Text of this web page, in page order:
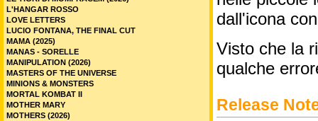
dall'icona
Visto che la
qualche
Release
L'HANGAR ROSSO
LOVE LETTERS
LUCIO FONTANA, THE FINAL CUT
MAMA (2025)
MANAS - SORELLE
MANIPULATION (2026)
MASTERS OF THE UNIVERSE
MINIONS & MONSTERS
MORTAL KOMBAT II
MOTHER MARY
MOTHERS (2026)